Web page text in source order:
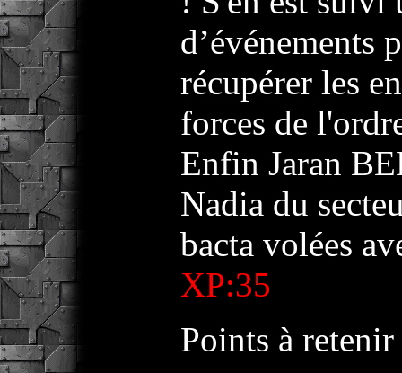
d’événements
récupérer les
forces de
Enfin Jaran
Nadia du
bacta volées
XP:35
Points à